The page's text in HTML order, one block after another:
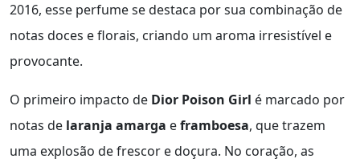
2016, esse perfume se destaca por sua combinação de
notas doces e florais, criando um aroma irresistível e
provocante.
O primeiro impacto de Dior Poison Girl é marcado por
notas de laranja amarga eframboesa, que trazem
uma explosão de frescor e doçura. No coração, as